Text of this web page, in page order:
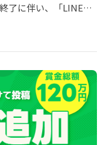
了に伴い、「LINE
き、多大なるご支援を
して、下記の通りご
studioのお知らせ
「LINE VOOM」サー
■ LINE